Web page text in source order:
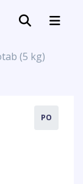
(5 kg)
PO